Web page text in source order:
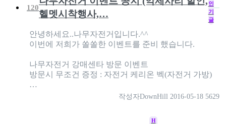
120
헬멧시착행사,…
인
기
글
안녕하세요..나무자전거입니다.^^
이번에 저희가 쏠쏠한 이벤트를 준비 했습니다.
나무자전거 강매센타 방문 이벤트
방문시 무조건 증정 : 자전거 케리온 벡(자전거 가방)
…
작성자DownHill 2016-05-18 5629
H